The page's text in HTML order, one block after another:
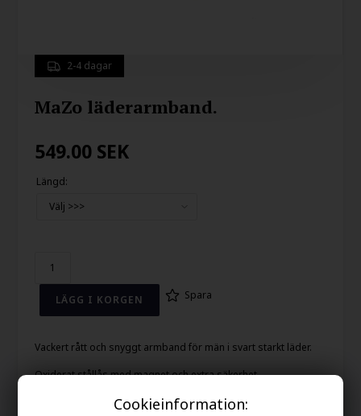
Cookieinformation:
2-4 dagar
MaZo läderarmband.
549.00 SEK
Längd:
Spara
Vackert rått och snyggt armband för män i svart starkt läder.
Oxiderat stållås med magnet och extra säkerhet.
Bredden är 1,8 cm och kan köpas i önskad längd.